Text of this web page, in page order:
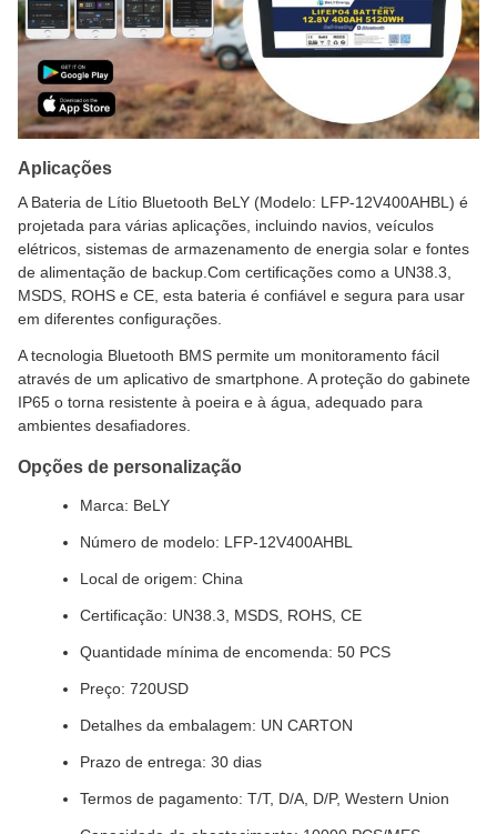
Aplicações
A Bateria de Lítio Bluetooth BeLY (Modelo: LFP-12V400AHBL) é
projetada para várias aplicações, incluindo navios, veículos
elétricos, sistemas de armazenamento de energia solar e fontes
de alimentação de backup.Com certificações como a UN38.3,
MSDS, ROHS e CE, esta bateria é confiável e segura para usar
em diferentes configurações.
A tecnologia Bluetooth BMS permite um monitoramento fácil
através de um aplicativo de smartphone. A proteção do gabinete
IP65 o torna resistente à poeira e à água, adequado para
ambientes desafiadores.
Opções de personalização
Marca: BeLY
Número de modelo: LFP-12V400AHBL
Local de origem: China
Certificação: UN38.3, MSDS, ROHS, CE
Quantidade mínima de encomenda: 50 PCS
Preço: 720USD
Detalhes da embalagem: UN CARTON
Prazo de entrega: 30 dias
Termos de pagamento: T/T, D/A, D/P, Western Union